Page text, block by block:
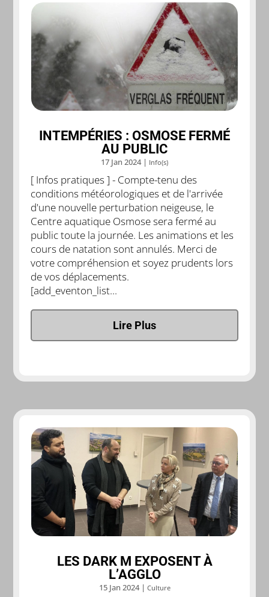
INTEMPÉRIES : OSMOSE FERMÉ
AU PUBLIC
17 Jan 2024| Info(s)
[ Infos pratiques ] - Compte-tenu des
conditions météorologiques et de l'arrivée
d'une nouvelle perturbation neigeuse, le
Centre aquatique Osmose sera fermé au
public toute la journée. Les animations et les
cours de natation sont annulés. Merci de
votre compréhension et soyez prudents lors
de vos déplacements.
[add_eventon_list...
Lire Plus
LES DARK M EXPOSENT À
L’AGGLO
15 Jan 2024| Culture